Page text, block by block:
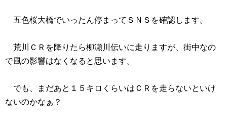
五色桜大橋でいったん停まってＳＮＳを確認します。
荒川ＣＲを降りたら柳瀬川伝いに走りますが、街中なの
で風の影響はなくなると思います。
でも、まだあと１５キロくらいはＣＲを走らないといけ
ないのかなぁ？